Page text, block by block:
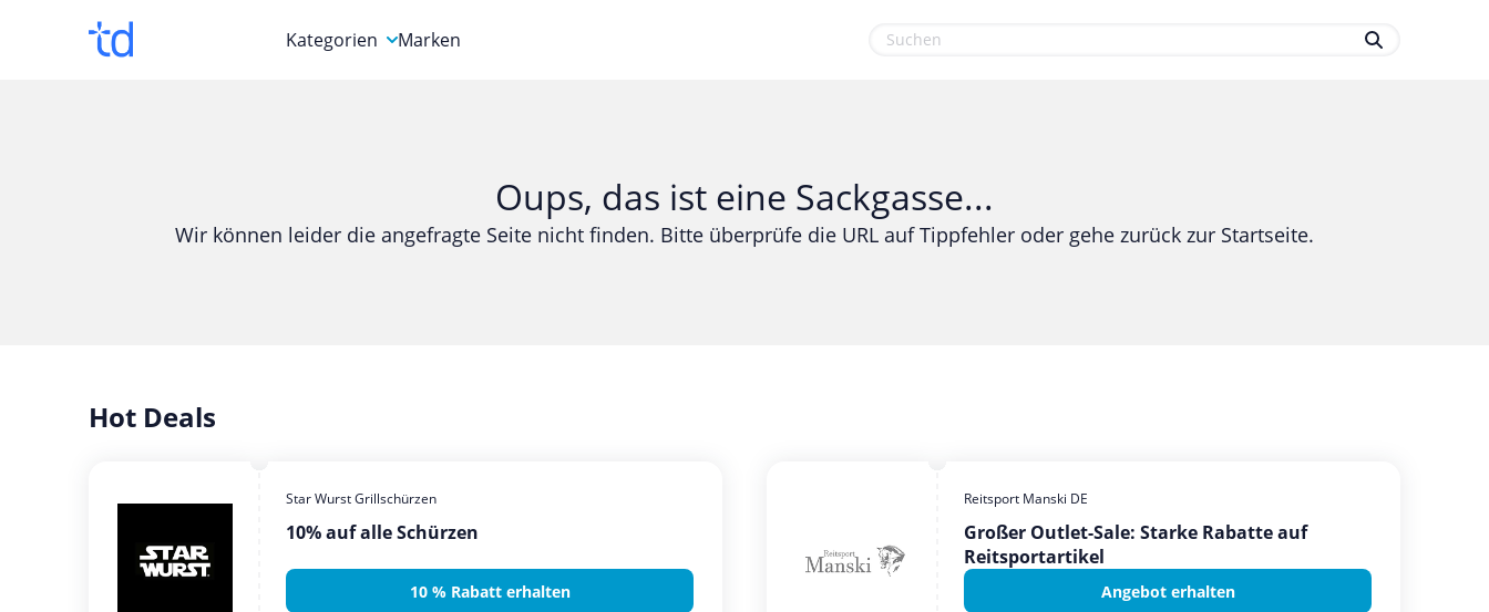
Kategorien
Computer & Elektronik
Gesundheit & Beauty
Mobilfunk & Internet
Marken
Oups, das ist eine Sackgasse...
Wir können leider die angefragte Seite nicht finden. Bitte überprüfe die URL auf Tippfehler oder gehe zurück zur Startseite.
Hot Deals
Star Wurst Grillschürzen
10% auf alle Schürzen
10 % Rabatt erhalten
Reitsport Manski DE
Großer Outlet-Sale: Starke Rabatte auf
Reitsportartikel
Angebot erhalten